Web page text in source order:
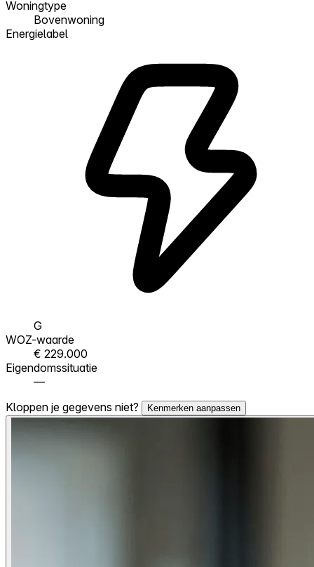
Woningtype
Bovenwoning
Energielabel
G
WOZ-waarde
€ 229.000
Eigendomssituatie
—
Kloppen je gegevens niet?
Kenmerken aanpassen